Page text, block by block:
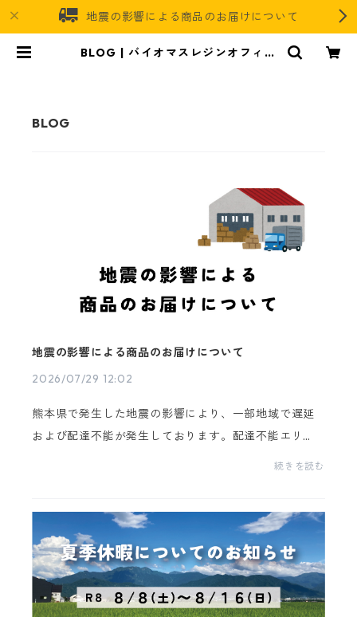
地震の影響による商品のお届けについて
BLOG | バイオマスレジンオフィシ
地震の影響による商品のお届けについて
2026/07/29 12:02
熊本県で発生した地震の影響により、一部地域で遅延
および配達不能が発生しております。配達不能エリ
ア：八代市、八代郡遅延エリア：九州全域お客様には
続きを読む